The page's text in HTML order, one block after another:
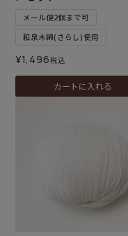
メール便2個まで可
和泉木綿(さらし)使用
¥1,496税込
カートに入れる